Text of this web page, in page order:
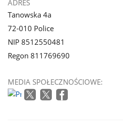
ADRES
Tanowska 4a
72-010 Police
NIP 8512550481
Regon 811769690
MEDIA SPOŁECZNOŚCIOWE: